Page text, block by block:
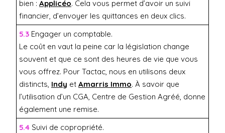
bien : Applicéo. Cela vous permet d’avoir un suivi
financier, d’envoyer les quittances en deux clics.
5.3 Engager un comptable.
Le coût en vaut la peine car la législation change
souvent et que ce sont des heures de vie que vous
vous offrez. Pour Tactac, nous en utilisons deux
distincts, Indy et Amarris Immo. À savoir que
l’utilisation d’un CGA, Centre de Gestion Agréé, donne
également une remise.
5.4 Suivi de copropriété.